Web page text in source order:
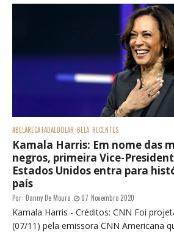
#BELARECATADAEDOLAR BELA RECENTES
Kamala Harris: Em nome das
negros, primeira Vice-
Estados Unidos entra para
país
Por: Danny De Moura 07 Novembro 2020
Kamala Harris - Créditos: CNN Foi
(07/11) pela emissora CNN Americana